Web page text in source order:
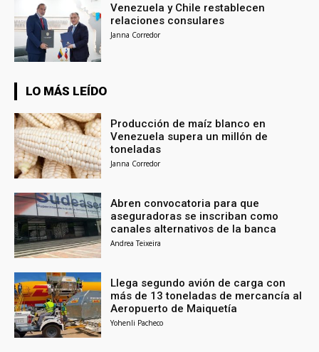
Venezuela y Chile restablecen
relaciones consulares
Janna Corredor
LO MÁS LEÍDO
Producción de maíz blanco en
Venezuela supera un millón de
toneladas
Janna Corredor
Abren convocatoria para que
aseguradoras se inscriban como
canales alternativos de la banca
Andrea Teixeira
Llega segundo avión de carga con
más de 13 toneladas de mercancía al
Aeropuerto de Maiquetía
Yohenli Pacheco